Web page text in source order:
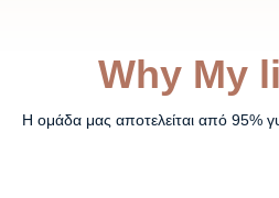
Why My
Η ομάδα μας αποτελείται από 95%